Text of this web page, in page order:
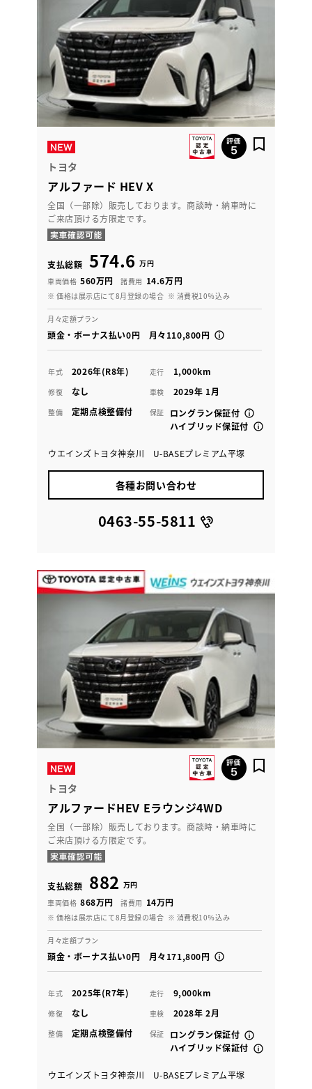
トヨタ
アルファード HEV X
全国（一部除）販売しております。商談時・納車時に
ご来店頂ける方限定です。
支払総額 574.6 万円
車両価格 560万円 諸費用 14.6万円
※ 価格は展示店にて8月登録の場合 ※ 消費税10％込み
月々定額プラン
頭金・ボーナス払い0円 月々110,800円
年式 2026年(R8年) 走行 1,000km
修復 なし 車検 2029年 1月
整備 定期点検整備付 保証
ロングラン保証付
ハイブリッド保証付
ウエインズトヨタ神奈川 U-BASEプレミアム平塚
各種お問い合わせ
0463-55-5811
トヨタ
アルファードHEV Eラウンジ4WD
全国（一部除）販売しております。商談時・納車時に
ご来店頂ける方限定です。
支払総額 882 万円
車両価格 868万円 諸費用 14万円
※ 価格は展示店にて8月登録の場合 ※ 消費税10％込み
月々定額プラン
頭金・ボーナス払い0円 月々171,800円
年式 2025年(R7年) 走行 9,000km
修復 なし 車検 2028年 2月
整備 定期点検整備付 保証
ロングラン保証付
ハイブリッド保証付
ウエインズトヨタ神奈川 U-BASEプレミアム平塚